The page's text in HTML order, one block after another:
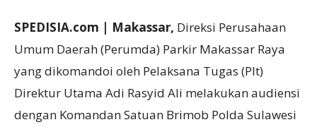
SPEDISIA.com | Makassar, Direksi Perusahaan
Umum Daerah (Perumda) Parkir Makassar Raya
yang dikomandoi oleh Pelaksana Tugas (Plt)
Direktur Utama Adi Rasyid Ali melakukan audiensi
dengan Komandan Satuan Brimob Polda Sulawesi